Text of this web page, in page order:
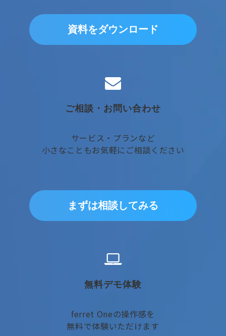
資料をダウンロード
ご相談・お問い合わせ
サービス・プランなど
小さなこともお気軽にご相談ください
まずは相談してみる
無料デモ体験
ferret Oneの操作感を
無料で体験いただけます